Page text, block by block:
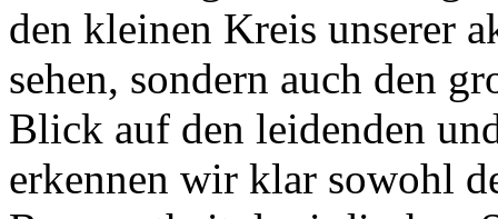
den kleinen Kreis unserer
sehen, sondern auch den
Blick auf den leidenden
erkennen wir klar sowohl